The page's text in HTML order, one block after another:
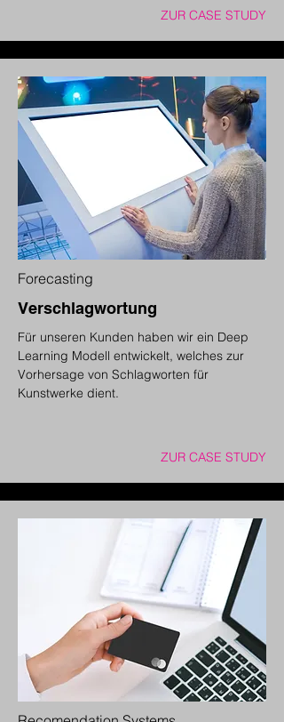
ZUR CASE STUDY
Forecasting
Verschlagwortung
Für unseren Kunden haben wir ein Deep
Learning Modell entwickelt, welches zur
Vorhersage von Schlagworten für
Kunstwerke dient.
ZUR CASE STUDY